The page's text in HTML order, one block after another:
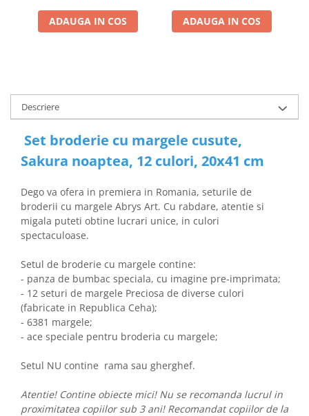
ADAUGA IN COS ADAUGA IN COS
Descriere
Set broderie cu margele cusute,
Sakura noaptea, 12 culori, 20x41 cm
Dego va ofera in premiera in Romania, seturile de
broderii cu margele Abrys Art. Cu rabdare, atentie si
migala puteti obtine lucrari unice, in culori
spectaculoase.
Setul de broderie cu margele contine:
- panza de bumbac speciala, cu imagine pre-imprimata;
- 12 seturi de margele Preciosa de diverse culori
(fabricate in Republica Ceha);
- 6381 margele;
- ace speciale pentru broderia cu margele;
Setul NU contine rama sau gherghef.
Atentie! Contine obiecte mici! Nu se recomanda lucrul in
proximitatea copiilor sub 3 ani! Recomandat copiilor de la